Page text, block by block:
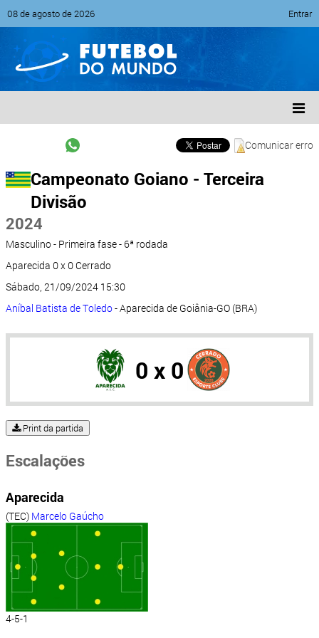
08 de agosto de 2026 Entrar
Comunicar erro
Campeonato Goiano - Terceira
Divisão
2024
Masculino - Primeira fase - 6ª rodada
Aparecida 0 x 0 Cerrado
Sábado, 21/09/2024 15:30
Aníbal Batista de Toledo- Aparecida de Goiânia-GO (BRA)
0 x 0
Print da partida
Escalações
Aparecida
(TEC) Marcelo Gaúcho
4-5-1